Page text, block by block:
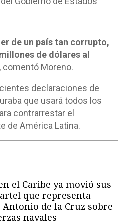
de un país tan corrupto,
de dólares al
, comentó Moreno.
declaraciones de
que usará todos los
contrarrestar el
de América Latina.
el Caribe ya movió sus
que representa
de la Cruz sobre
navales